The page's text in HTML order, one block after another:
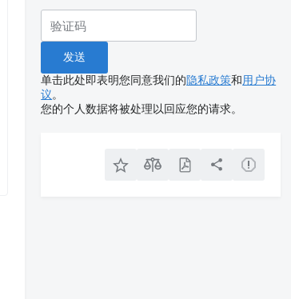
单击此处即表明您同意我们的隐私政策和用户协
议。
您的个人数据将被处理以回应您的请求。